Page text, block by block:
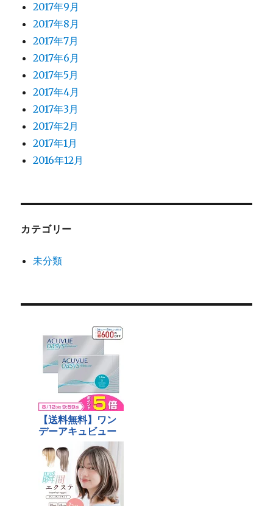
2017年9月
2017年8月
2017年7月
2017年6月
2017年5月
2017年4月
2017年3月
2017年2月
2017年1月
2016年12月
カテゴリー
未分類